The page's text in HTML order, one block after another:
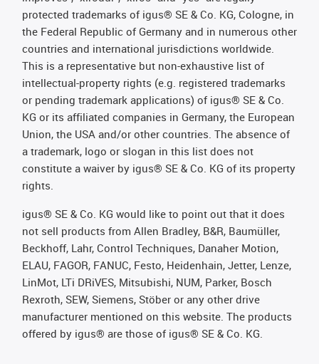
protected trademarks of igus® SE & Co. KG, Cologne, in
the Federal Republic of Germany and in numerous other
countries and international jurisdictions worldwide.
This is a representative but non-exhaustive list of
intellectual-property rights (e.g. registered trademarks
or pending trademark applications) of igus® SE & Co.
KG or its affiliated companies in Germany, the European
Union, the USA and/or other countries. The absence of
a trademark, logo or slogan in this list does not
constitute a waiver by igus® SE & Co. KG of its property
rights.
igus® SE & Co. KG would like to point out that it does
not sell products from Allen Bradley, B&R, Baumüller,
Beckhoff, Lahr, Control Techniques, Danaher Motion,
ELAU, FAGOR, FANUC, Festo, Heidenhain, Jetter, Lenze,
LinMot, LTi DRiVES, Mitsubishi, NUM, Parker, Bosch
Rexroth, SEW, Siemens, Stöber or any other drive
manufacturer mentioned on this website. The products
offered by igus® are those of igus® SE & Co. KG.